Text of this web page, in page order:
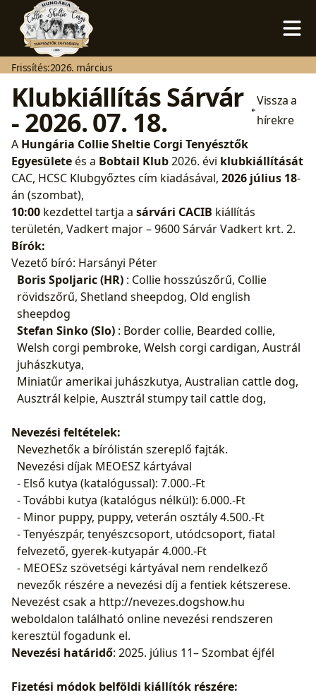
Frissítés:2026. március
Klubkiállítás Sárvár
- 2026. 07. 18.
Vissza a
hírekre
A Hungária Collie Sheltie Corgi Tenyésztők
Egyesületeés a Bobtail Klub2026. évi klubkiállítását
CAC, HCSC Klubgyőztes cím kiadásával, 2026 július 18-
án (szombat),
10:00 kezdettel tartja a sárvári CACIB kiállítás
területén, Vadkert major – 9600 Sárvár Vadkert krt. 2.
Bírók:
Vezető bíró: Harsányi Péter
Boris Spoljaric (HR) : Collie hosszúszőrű, Collie
rövidszőrű, Shetland sheepdog, Old english
sheepdog
Stefan Sinko (Slo) : Border collie, Bearded collie,
Welsh corgi pembroke, Welsh corgi cardigan, Austrál
juhászkutya,
Miniatűr amerikai juhászkutya, Australian cattle dog,
Ausztrál kelpie, Ausztrál stumpy tail cattle dog,
Nevezési feltételek:
Nevezhetők a bírólistán szereplő fajták.
Nevezési díjak MEOESZ kártyával
- Első kutya (katalógussal): 7.000.-Ft
- További kutya (katalógus nélkül): 6.000.-Ft
- Minor puppy, puppy, veterán osztály 4.500.-Ft
- Tenyészpár, tenyészcsoport, utódcsoport, fiatal
felvezető, gyerek-kutyapár 4.000.-Ft
- MEOESz szövetségi kártyával nem rendelkező
nevezők részére a nevezési díj a fentiek kétszerese.
Nevezést csak a http://nevezes.dogshow.hu
weboldalon található online nevezési rendszeren
keresztül fogadunk el.
Nevezési határidő: 2025. július 11– Szombat éjfél
Fizetési módok belföldi kiállítók részére: